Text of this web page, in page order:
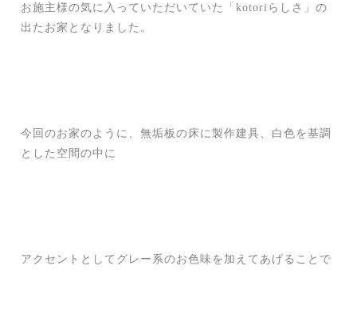
お施主様の気に入っていただいていた「kotoriらしさ」の
出たお家となりました。
今回のお家のように、無垢板の床に製作建具、白色を基調
とした空間の中に
アクセントとしてグレー系のお色味を加えてあげることで